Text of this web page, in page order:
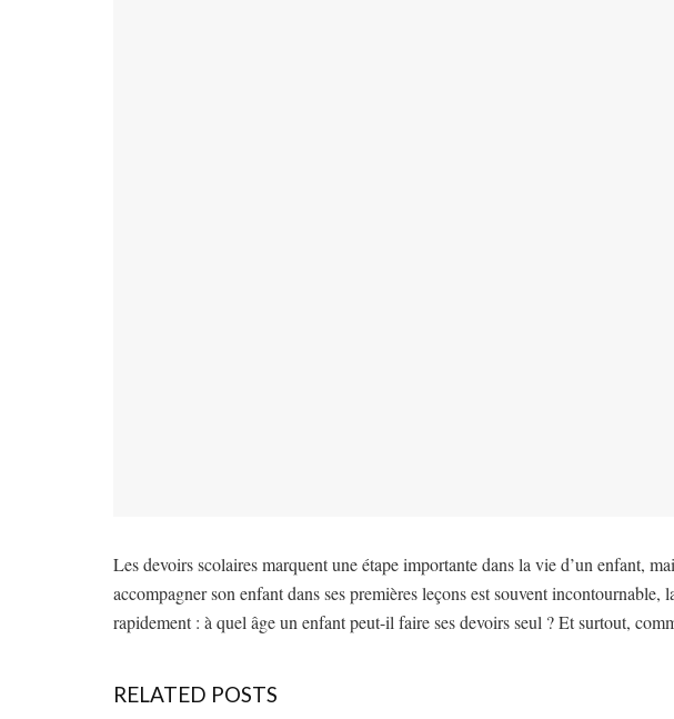
Les devoirs scolaires marquent une étape importante dans la vie d’un enfant,
accompagner son enfant dans ses premières leçons est souvent incontournable,
rapidement : à quel âge un enfant peut-il faire ses devoirs seul ? Et surtout,
RELATED POSTS